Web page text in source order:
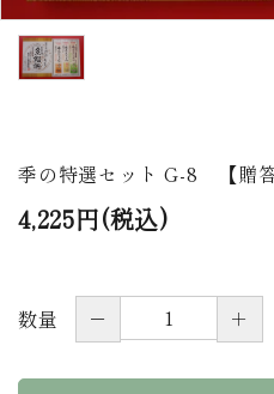
価格から探す
ご利用ガイド
特定商取引法について
ページ一覧
季の特選セット G-8 【贈答
4,225円(税込)
数量 － ＋